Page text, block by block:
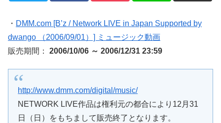
・ DMM.com [B’z / Network LIVE in Japan Supported by
dwango （2006/09/01）] ミュージック動画
販売期間： 2006/10/06 ～ 2006/12/31 23:59
http://www.dmm.com/digital/music/
NETWORK LIVE作品は権利元の都合により12月31
日（日）をもちまして販売終了となります。